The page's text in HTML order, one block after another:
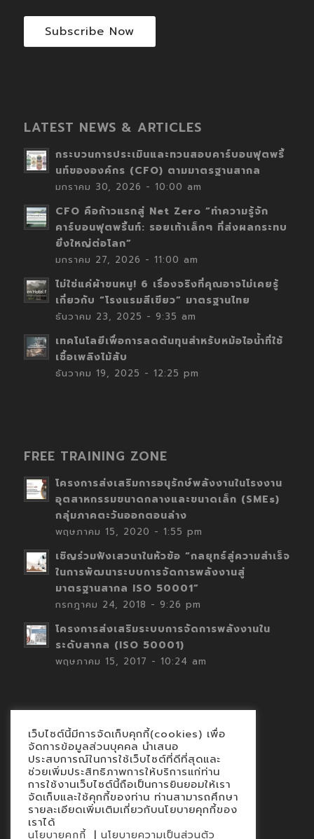
Subscribe Now
LATEST NEWS & ARTICLES
กระบวนการประเมินและทวนสอบคาร์บอนฟุตพริ้
นท์ขององค์กร (CFO) ตามมาตรฐานสากล
มกราคม 30, 2026 - 10:00 am
CFO คือก้าวแรกสู่ Net Zero “ทำความรู้จัก
คาร์บอนฟุตพริ้นท์: รอยเท้าเล็กๆ ที่ส่งผลกระทบ
ยิ่งใหญ่ต่อโลก”
มกราคม 27, 2026 - 11:00 am
ไม่ใช่แค่ผ้าขนหนู! 6 เรื่องจริงที่คุณอาจไม่เคยรู้
เกี่ยวกับ “โรงแรมสีเขียว” มาตรฐานไทย
ธันวาคม 23, 2025 - 9:35 am
เทคโนโลยีเพื่อการลดต้นทุนสำหรับหม้อไอน้ำที่ใช้
เชื้อเพลิงไม้สับ
ธันวาคม 19, 2025 - 12:25 pm
FREE TRAINING ZONE
โครงการส่งเสริมการอนุรักษ์พลังงานในโรงงาน
อุตสาหกรรมขนาดกลางและขนาดเล็ก (SMEs)
กลุ่มภาคตะวันออกตอนล่าง
พฤษภาคม 15, 2020 - 1:55 pm
เชิญร่วมฟังเสวนาในหัวข้อ “กลยุทธ์สู่ความสำเร็จ
ในการพัฒนาระบบการจัดการพลังงานสู่
มาตรฐานสากล ISO 50001”
กรกฎาคม 24, 2018 - 9:26 pm
โครงการส่งเสริมระบบการจัดการพลังงานใน
ระดับสากล (ISO 50001)
พฤษภาคม 15, 2017 - 10:24 am
Contact
นโยบายคุกกี้
นโยบายข้อมูลส่วนบุคคล
เว็บไซต์นี้มีการจัดเก็บคุกกี้(cookies) เพื่อ
จัดการข้อมูลส่วนบุคคล นำเสนอ
ประสบการณ์ในการใช้เว็บไซต์ที่ดีที่สุดและ
ช่วยเพิ่มประสิทธิภาพการให้บริการแก่ท่าน
การใช้งานเว็บไซต์นี้ถือเป็นการยินยอมให้เรา
จัดเก็บและใช้คุกกี้ของท่าน ท่านสามารถศึกษา
รายละเอียดเพิ่มเติมเกี่ยวกับนโยบายคุกกี้ของ
เราได้
นโยบายคุกกี้ | นโยบายความเป็นส่วนตัว